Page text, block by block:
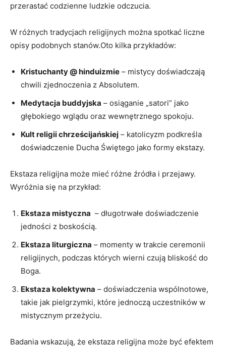
przerastać codzienne ludzkie odczucia.
W różnych tradycjach‍ religijnych można spotkać liczne
opisy podobnych stanów.Oto kilka przykładów:
Kristuchanty @ hinduizmie – mistycy doświadczają
chwili ​zjednoczenia z Absolutem.
Medytacja buddyjska – osiąganie „satori” jako
⁣głębokiego wglądu oraz wewnętrznego spokoju.
Kult ⁣religii‍ chrześcijańskiej – katolicyzm podkreśla
doświadczenie Ducha Świętego jako formy⁢ ekstazy.
Ekstaza religijna ⁢może mieć różne źródła i przejawy.
Wyróżnia się na przykład:
Ekstaza mistyczna ⁣ – ‍długotrwałe doświadczenie
jedności z boskością.
Ekstaza liturgiczna – momenty ‌w⁢ trakcie‌ ceremonii
religijnych, podczas których wierni ‍czują bliskość do​
Boga.
Ekstaza kolektywna – doświadczenia wspólnotowe,
takie jak pielgrzymki, które jednoczą uczestników w
mistycznym przeżyciu.
Badania wskazują, że ekstaza religijna może być efektem⁣